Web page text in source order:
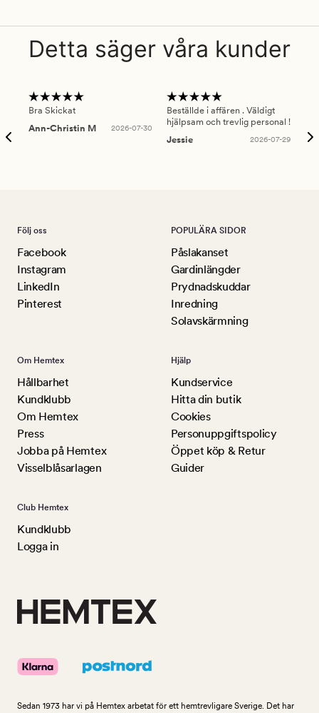
Detta säger våra kunder
Bra Skickat
Ann-Christin M
2026-07-30
Beställde i affären . Väldigt
hjälpsam och trevlig personal !
Jessie
2026-07-29
Följ oss
Facebook
Instagram
LinkedIn
Pinterest
POPULÄRA SIDOR
Påslakanset
Gardinlängder
Prydnadskuddar
Inredning
Solavskärmning
Om Hemtex
Hållbarhet
Kundklubb
Om Hemtex
Press
Jobba på Hemtex
Visselblåsarlagen
Hjälp
Kundservice
Hitta din butik
Cookies
Personuppgiftspolicy
Öppet köp & Retur
Guider
Club Hemtex
Kundklubb
Logga in
Sedan 1973 har vi på Hemtex arbetat för ett hemtrevligare Sverige. Det har